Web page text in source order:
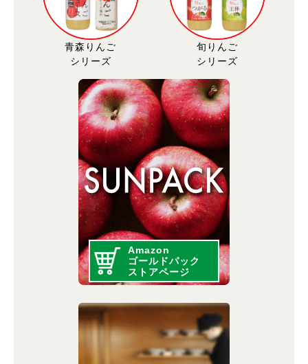
青森りんご
シリーズ
旬りんご
シリーズ
Amazon
ゴールドパック
ストアページ